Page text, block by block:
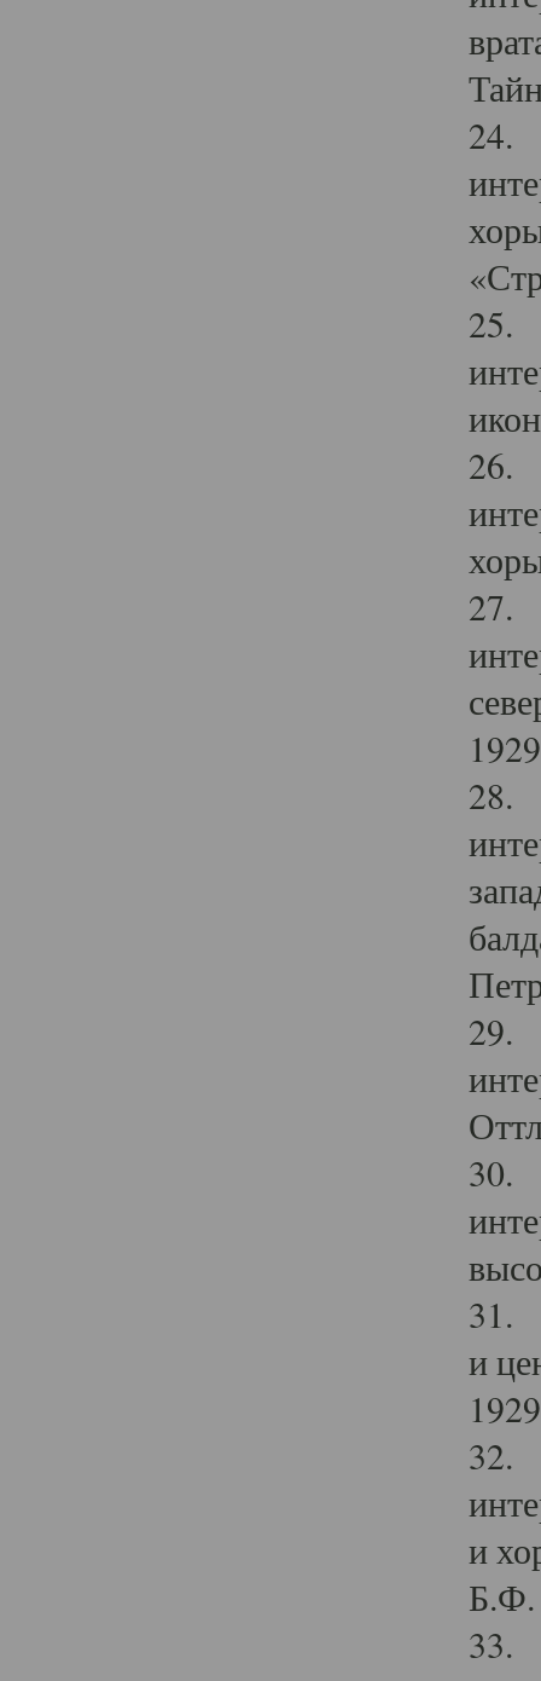
24.
25.
26.
27.
28.
29.
30.
31.
и
32.
и
Б.Ф.
33.